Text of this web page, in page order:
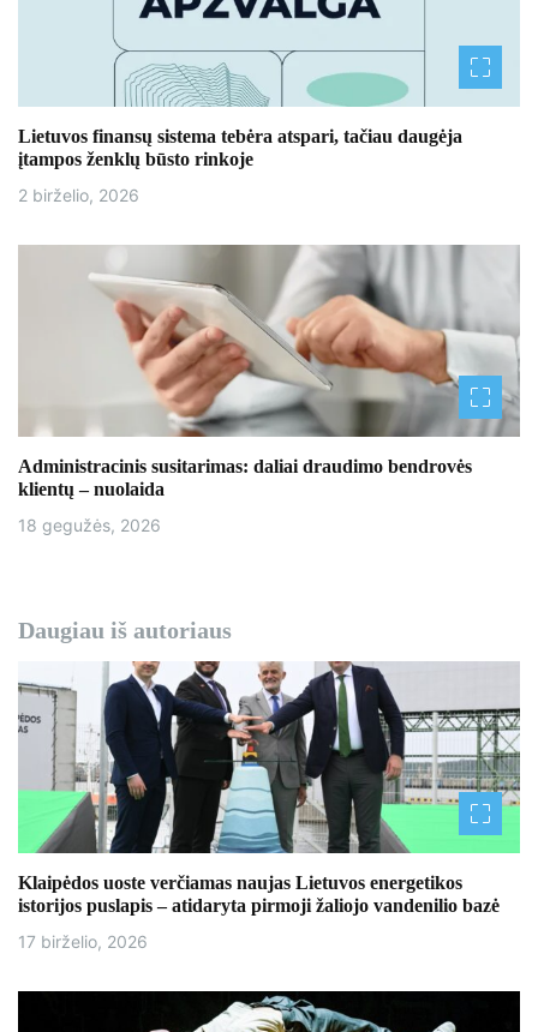
ų
Lietuvos finansų sistema tebėra atspari, tačiau daugėja
įtampos ženklų būsto rinkoje
2 birželio, 2026
Administracinis susitarimas: daliai draudimo bendrovės
klientų – nuolaida
18 gegužės, 2026
Daugiau iš autoriaus
Klaipėdos uoste verčiamas naujas Lietuvos energetikos
istorijos puslapis – atidaryta pirmoji žaliojo vandenilio bazė
17 birželio, 2026